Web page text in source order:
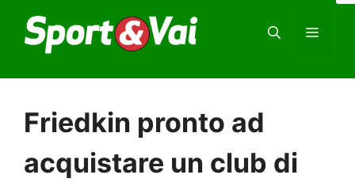
contenuto
Friedkin pronto ad
acquistare un club di